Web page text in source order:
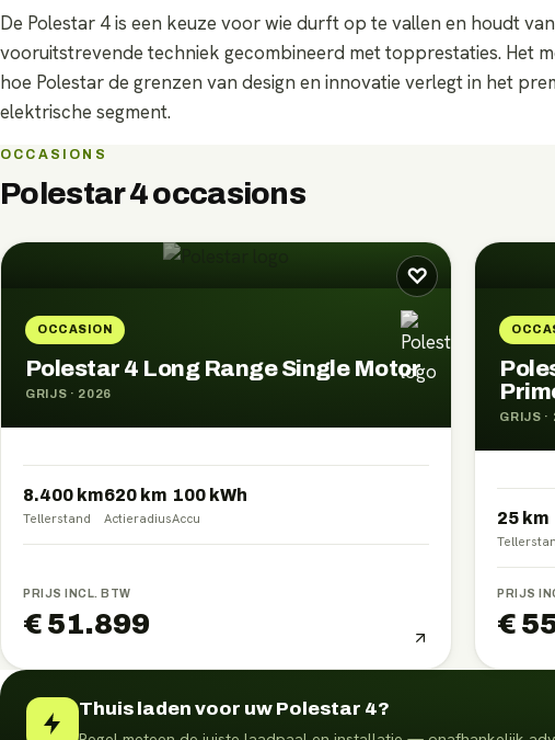
De Polestar 4 is een keuze voor wie durft op te vallen en houdt van
vooruitstrevende techniek gecombineerd met topprestaties. Het
hoe Polestar de grenzen van design en innovatie verlegt in het
elektrische segment.
OCCASIONS
Polestar 4occasions
♡
OCCASION
Polestar 4 Long Range Single Motor
GRIJS · 2026
8.400 km
Tellerstand
620 km
Actieradius
100 kWh
Accu
PRIJS INCL. BTW
€ 51.899
GRIJS ·
25 km
PRIJS
€
Thuis laden voor uw Polestar 4?